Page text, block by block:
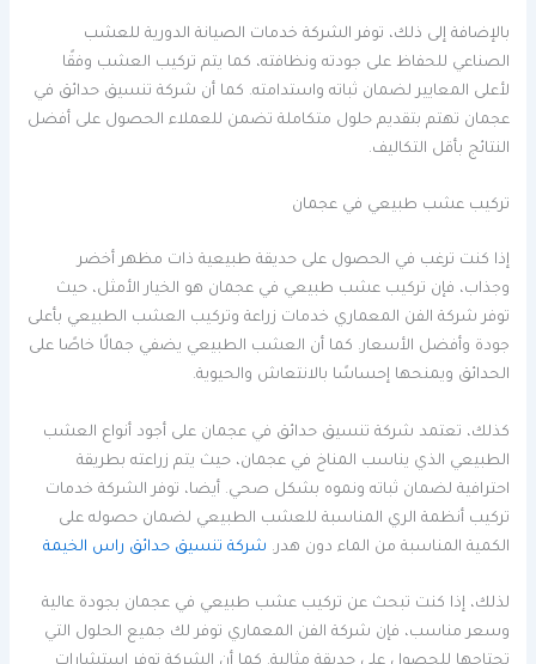
بالإضافة إلى ذلك، توفر الشركة خدمات الصيانة الدورية للعشب
الصناعي للحفاظ على جودته ونظافته، كما يتم تركيب العشب وفقًا
لأعلى المعايير لضمان ثباته واستدامته. كما أن شركة تنسيق حدائق في
عجمان تهتم بتقديم حلول متكاملة تضمن للعملاء الحصول على أفضل
النتائج بأقل التكاليف.
تركيب عشب طبيعي في عجمان
إذا كنت ترغب في الحصول على حديقة طبيعية ذات مظهر أخضر
وجذاب، فإن تركيب عشب طبيعي في عجمان هو الخيار الأمثل، حيث
توفر شركة الفن المعماري خدمات زراعة وتركيب العشب الطبيعي بأعلى
جودة وأفضل الأسعار. كما أن العشب الطبيعي يضفي جمالًا خاصًا على
الحدائق ويمنحها إحساسًا بالانتعاش والحيوية.
كذلك، تعتمد شركة تنسيق حدائق في عجمان على أجود أنواع العشب
الطبيعي الذي يناسب المناخ في عجمان، حيث يتم زراعته بطريقة
احترافية لضمان ثباته ونموه بشكل صحي. أيضا، توفر الشركة خدمات
تركيب أنظمة الري المناسبة للعشب الطبيعي لضمان حصوله على
الكمية المناسبة من الماء دون هدر. شركة تنسيق حدائق راس الخيمة
لذلك، إذا كنت تبحث عن تركيب عشب طبيعي في عجمان بجودة عالية
وسعر مناسب، فإن شركة الفن المعماري توفر لك جميع الحلول التي